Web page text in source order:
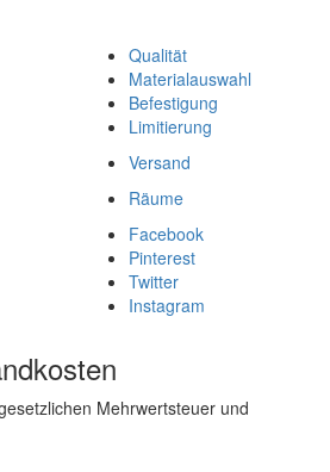
Qualität
Materialauswahl
Befestigung
Limitierung
Versand
Räume
Facebook
Pinterest
Twitter
Instagram
Mehrwertsteuer und